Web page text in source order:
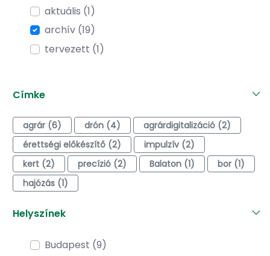
aktuális (1)
archív (19)
tervezett (1)
Címke
agrár (6) drón (4)
agrárdigitalizáció (2)
érettségi előkészítő (2)
impulzív (2)
kert (2)
precízió (2) Balaton (1)
bor (1)
hajózás (1)
Helyszínek
Budapest (9)